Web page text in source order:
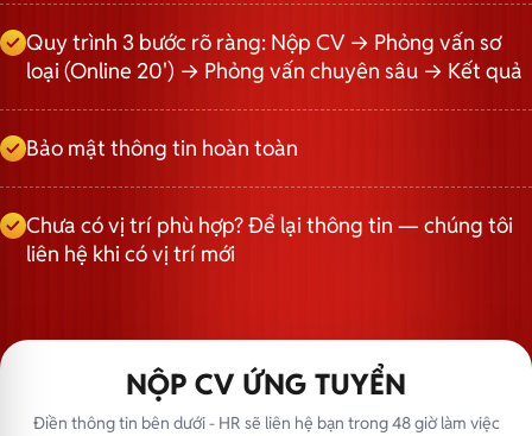
Quy trình 3 bước rõ ràng: Nộp CV → Phỏng vấn sơ
loại (Online 20') → Phỏng vấn chuyên sâu → Kết quả
Bảo mật thông tin hoàn toàn
Chưa có vị trí phù hợp? Để lại thông tin — chúng tôi
liên hệ khi có vị trí mới
NỘP CV ỨNG TUYỂN
Điền thông tin bên dưới - HR sẽ liên hệ bạn trong 48 giờ làm việc